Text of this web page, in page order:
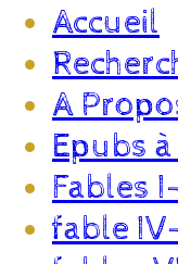
Accueil
A
Epubs
Fables
fable